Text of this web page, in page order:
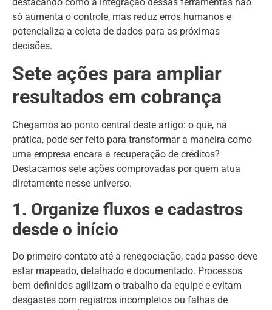
só aumenta o controle, mas reduz erros humanos e
potencializa a coleta de dados para as próximas
decisões.
Sete ações para ampliar
resultados em cobrança
Chegamos ao ponto central deste artigo: o que, na
prática, pode ser feito para transformar a maneira como
uma empresa encara a recuperação de créditos?
Destacamos sete ações comprovadas por quem atua
diretamente nesse universo.
1. Organize fluxos e cadastros
desde o início
Do primeiro contato até a renegociação, cada passo deve
estar mapeado, detalhado e documentado. Processos
bem definidos agilizam o trabalho da equipe e evitam
desgastes com registros incompletos ou falhas de